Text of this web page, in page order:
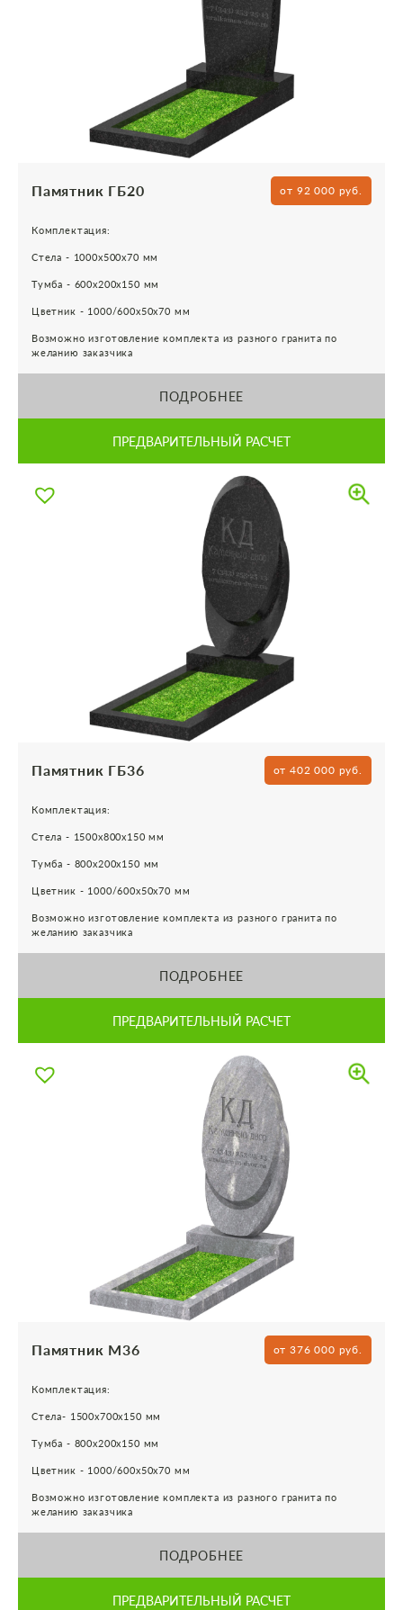
Памятник ГБ20 от 92 000 руб.
Комплектация:
Стела - 1000х500х70 мм
Тумба - 600х200х150 мм
Цветник - 1000/600х50х70 мм
Возможно изготовление комплекта из разного гранита по
желанию заказчика
ПОДРОБНЕЕ
ПРЕДВАРИТЕЛЬНЫЙ РАСЧЕТ
Памятник ГБ36 от 402 000 руб.
Комплектация:
Стела - 1500х800х150 мм
Тумба - 800х200х150 мм
Цветник - 1000/600х50х70 мм
Возможно изготовление комплекта из разного гранита по
желанию заказчика
ПОДРОБНЕЕ
ПРЕДВАРИТЕЛЬНЫЙ РАСЧЕТ
Памятник М36 от 376 000 руб.
Комплектация:
Стела- 1500х700х150 мм
Тумба - 800х200х150 мм
Цветник - 1000/600х50х70 мм
Возможно изготовление комплекта из разного гранита по
желанию заказчика
ПОДРОБНЕЕ
ПРЕДВАРИТЕЛЬНЫЙ РАСЧЕТ